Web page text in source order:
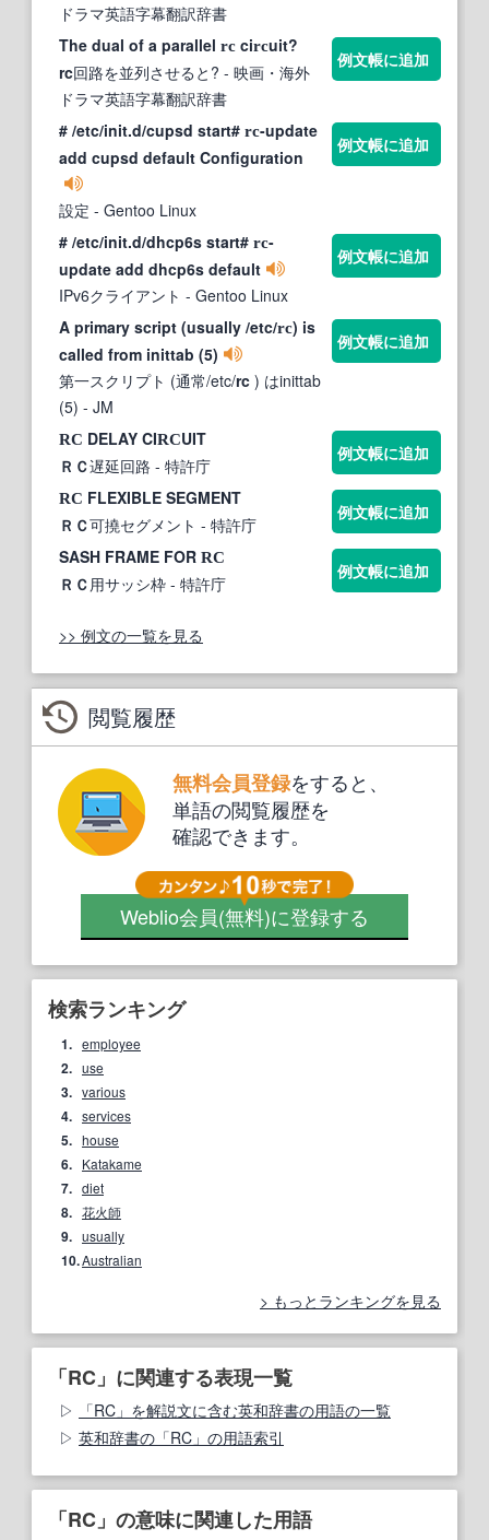
ドラマ英語字幕翻訳辞書
The dual of a parallel rc circuit?
rc回路を並列させると? - 映画・海外
ドラマ英語字幕翻訳辞書
例文帳に追加
# /etc/init.d/cupsd start# rc-update
add cupsd default Configuration
設定 - Gentoo Linux
例文帳に追加
# /etc/init.d/dhcp6s start# rc-
update add dhcp6s default
IPv6クライアント - Gentoo Linux
例文帳に追加
A primary script (usually /etc/rc) is
called from inittab (5)
第一スクリプト (通常/etc/rc ) はinittab
(5) - JM
例文帳に追加
RC DELAY CIRCUIT
ＲＣ遅延回路 - 特許庁
例文帳に追加
RC FLEXIBLE SEGMENT
ＲＣ可撓セグメント - 特許庁
例文帳に追加
SASH FRAME FOR RC
ＲＣ 用サッシ枠 - 特許庁
例文帳に追加
>> 例文の一覧を見る
閲覧履歴
無料会員登録をすると、
単語の閲覧履歴を
確認できます。
Weblio会員(無料)に登録する
検索ランキング
1. employee
2. use
3. various
4. services
5. house
6. Katakame
7. diet
8. 花火師
9. usually
10.Australian
もっとランキングを見る
「RC」に関連する表現一覧
「RC」を解説文に含む英和辞書の用語の一覧
英和辞書の「RC」の用語索引
「RC」の意味に関連した用語